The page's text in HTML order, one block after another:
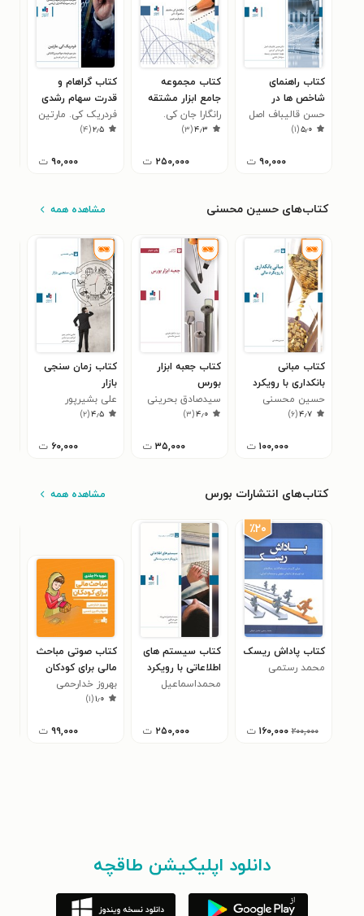
کتاب راهنمای
شاخص ها در
بازارهای سرمایه
حسن قالیباف اصل
۵٫۰(۱)
۹۰,۰۰۰ ت
کتاب مجموعه
جامع ابزار مشتقه
رانگارا جان کی.
ساندرام
۴٫۳(۳)
۲۵۰,۰۰۰ ت
کتاب گراهام و
قدرت سهام رشدی
فردریک کی. مارتین
۲٫۵(۴)
۹۰,۰۰۰ ت
کتاب‌های حسین محسنی مشاهده همه
کتاب مبانی
بانکداری با رویکرد
مالی
حسین محسنی
۴٫۷(۶)
۱۰۰,۰۰۰ ت
کتاب جعبه ابزار
بورس
سیدصادق بحرینی
۴٫۰(۳)
۳۵,۰۰۰ ت
کتاب زمان سنجی
بازار
علی بشیرپور
۴٫۵(۲)
۶۰,۰۰۰ ت
کتاب‌های انتشارات بورس مشاهده همه
٪۲۰
کتاب پاداش ریسک
محمد رستمی
۲۰۰,۰۰۰ ۱۶۰,۰۰۰ ت
کتاب سیستم های
اطلاعاتی با رویکرد
مدیریت مالی
محمداسماعیل
۲۵۰,۰۰۰ ت
کتاب صوتی مباحث
مالی برای کودکان
بهروز خدارحمی
۱٫۰(۱)
۹۹,۰۰۰ ت
دانلود اپلیکیشن طاقچه